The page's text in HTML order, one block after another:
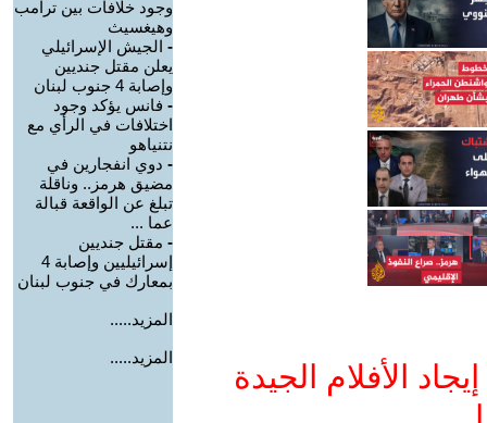
الأفلام الجيدة
وجود خلافات بين ترامب
وهيغسيث
- الجيش الإسرائيلي
يعلن مقتل جنديين
وإصابة 4 جنوب لبنان
- فانس يؤكد وجود
اختلافات في الرأي مع
نتنياهو
- دوي انفجارين في
مضيق هرمز.. وناقلة
تبلغ عن الواقعة قبالة
عما ...
- مقتل جنديين
إسرائيليين وإصابة 4
بمعارك في جنوب لبنان
المزيد.....
المزيد.....